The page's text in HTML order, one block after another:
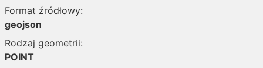
Format źródłowy:
geojson
Rodzaj geometrii:
POINT